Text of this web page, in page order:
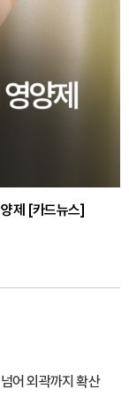
제 [카드뉴스]
어 외곽까지 확산